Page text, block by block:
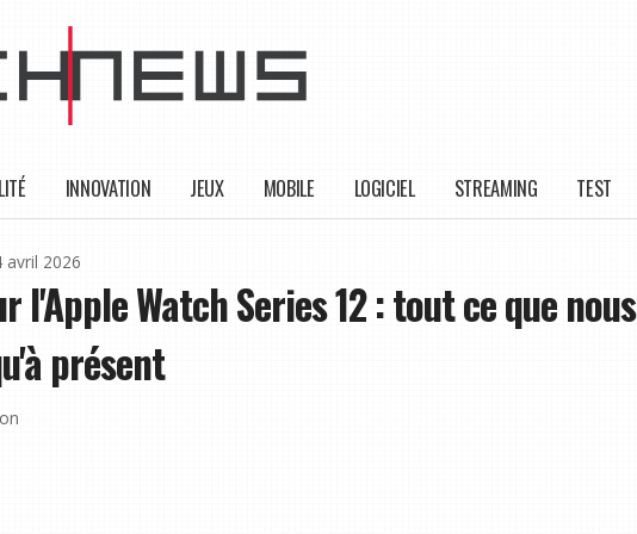
INNOVATION JEUX MOBILE LOGICIEL STREAMING TEST
avril 2026
l'Apple Watch Series 12 : tout ce que nous
présent